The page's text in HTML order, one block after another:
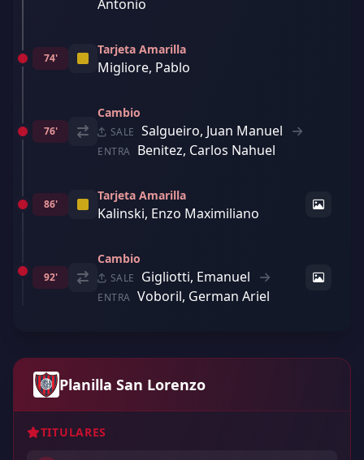
Antonio
74'
Tarjeta Amarilla
Migliore, Pablo
76'
Cambio
SALE Salgueiro, Juan Manuel
ENTRA Benitez, Carlos Nahuel
86'
Tarjeta Amarilla
Kalinski, Enzo Maximiliano
92'
Cambio
SALE Gigliotti, Emanuel
ENTRA Voboril, German Ariel
Planilla San Lorenzo
TITULARES